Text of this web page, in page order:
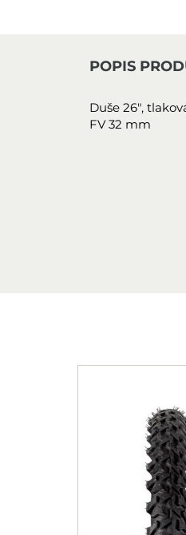
POPIS
Duše 26",
FV 32 mm